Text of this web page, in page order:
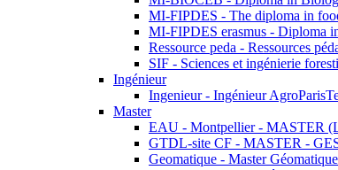
MI-FIPDES - The diploma in
MI-FIPDES erasmus - Diploma
Ressource peda - Ressources
SIF - Sciences et ingénierie
Ingénieur
Ingenieur - Ingénieur
Master
EAU - Montpellier - MASTER
GTDL-site CF - MASTER -
Geomatique - Master